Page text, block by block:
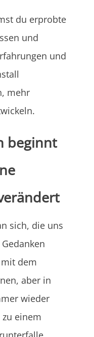
du erprobte
und
und
mehr
beginnt
sich, die uns
dem
aber in
wieder
einem